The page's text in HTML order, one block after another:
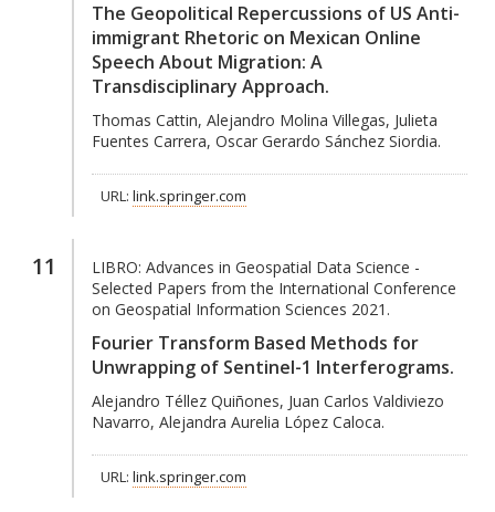
The Geopolitical Repercussions of US Anti-
immigrant Rhetoric on Mexican Online
Speech About Migration: A
Transdisciplinary Approach.
Thomas Cattin, Alejandro Molina Villegas, Julieta
Fuentes Carrera, Oscar Gerardo Sánchez Siordia.
URL: link.springer.com
11 LIBRO: Advances in Geospatial Data Science -
Selected Papers from the International Conference
on Geospatial Information Sciences 2021.
Fourier Transform Based Methods for
Unwrapping of Sentinel-1 Interferograms.
Alejandro Téllez Quiñones, Juan Carlos Valdiviezo
Navarro, Alejandra Aurelia López Caloca.
URL: link.springer.com